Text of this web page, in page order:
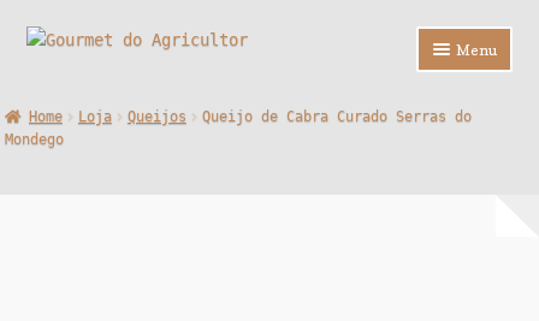
Ir
navegação
Saltar
conteúdo
Menu
Sobre Nós
Home Loja Queijos
Queijo de Cabra Curado Serras do
Mondego